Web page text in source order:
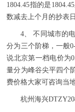
1804.45指的是
数减去上个月的抄表
4、 不同城市的电价是不一样的，根据家庭电量的使用读数，可
分为三个阶梯，一般
说北京第一档电价为
量分为峰谷尖平四个
费价格大家可咨询当
杭州海兴